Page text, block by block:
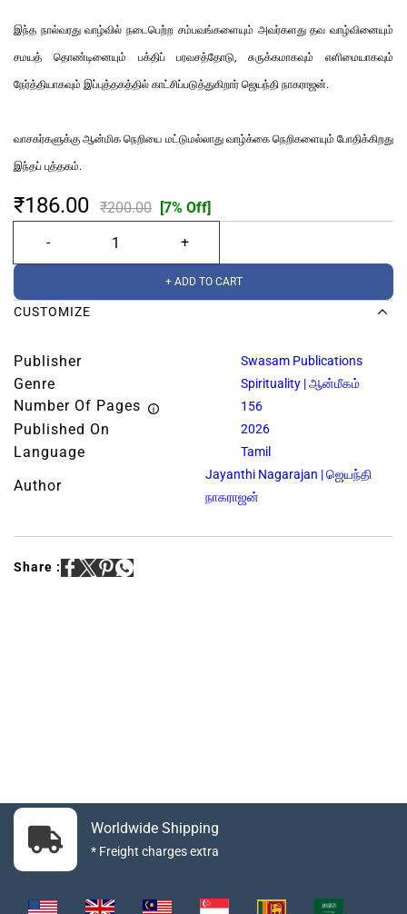
இந்த நால்வரது வாழ்வில் நடைபெற்ற சம்பவங்களையும் அவர்களது தவ வாழ்வினையும்
சமயத் தொண்டினையும் பக்திப் பரவசத்தோடு, சுருக்கமாகவும் எளிமையாகவும்
நேர்த்தியாகவும் இப்புத்தகத்தில் காட்சிப்படுத்துகிறார் ஜெயந்தி நாகராஜன்.
வாசகர்களுக்கு ஆன்மிக நெறியை மட்டுமல்லாது வாழ்க்கை நெறிகளையும் போதிக்கிறது
இந்தப் புத்தகம்.
₹186.00 ₹200.00 [7% Off]
+ ADD TO CART
CUSTOMIZE
Publisher Swasam Publications
Genre Spirituality | ஆன்மீகம்
Number Of Pages 156
Published On 2026
Language Tamil
Author
Jayanthi Nagarajan | ஜெயந்தி
நாகராஜன்
Share :
Worldwide Shipping
* Freight charges extra